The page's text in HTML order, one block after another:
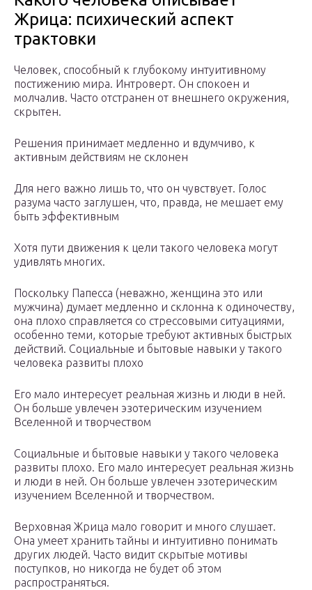
Жрица: психический аспект
трактовки
Человек, способный к глубокому интуитивному
постижению мира. Интроверт. Он спокоен и
молчалив. Часто отстранен от внешнего окружения,
скрытен.
Решения принимает медленно и вдумчиво, к
активным действиям не склонен
Для него важно лишь то, что он чувствует. Голос
разума часто заглушен, что, правда, не мешает ему
быть эффективным
Хотя пути движения к цели такого человека могут
удивлять многих.
Поскольку Папесса (неважно, женщина это или
мужчина) думает медленно и склонна к одиночеству,
она плохо справляется со стрессовыми ситуациями,
особенно теми, которые требуют активных быстрых
действий. Социальные и бытовые навыки у такого
человека развиты плохо
Его мало интересует реальная жизнь и люди в ней.
Он больше увлечен эзотерическим изучением
Вселенной и творчеством
Социальные и бытовые навыки у такого человека
развиты плохо. Его мало интересует реальная жизнь
и люди в ней. Он больше увлечен эзотерическим
изучением Вселенной и творчеством.
Верховная Жрица мало говорит и много слушает.
Она умеет хранить тайны и интуитивно понимать
других людей. Часто видит скрытые мотивы
поступков, но никогда не будет об этом
распространяться.